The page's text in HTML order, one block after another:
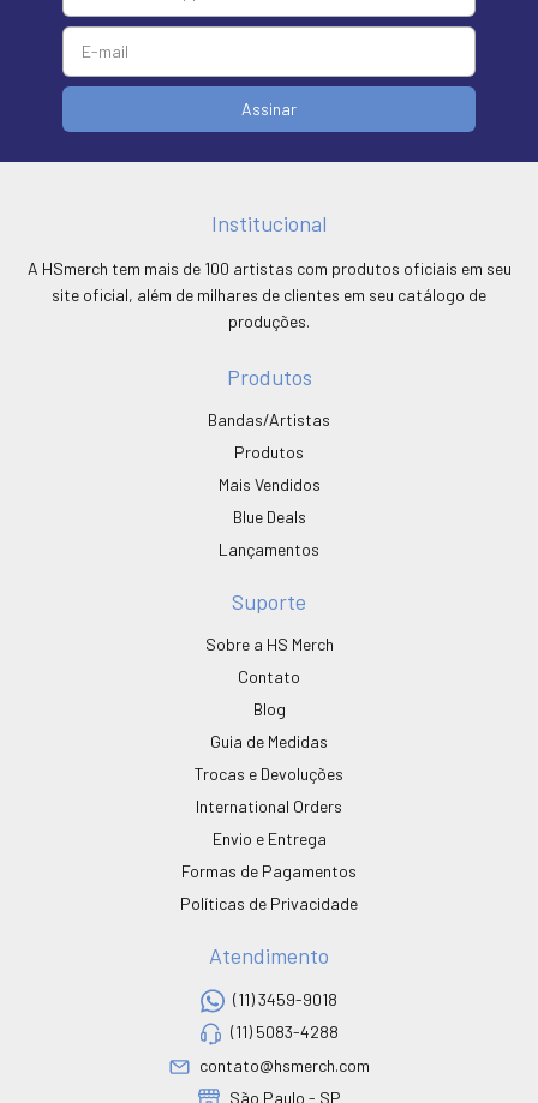
Institucional
A HSmerch tem mais de 100 artistas com produtos oficiais em seu
site oficial, além de milhares de clientes em seu catálogo de
produções.
Produtos
Bandas/Artistas
Produtos
Mais Vendidos
Blue Deals
Lançamentos
Suporte
Sobre a HS Merch
Contato
Blog
Guia de Medidas
Trocas e Devoluções
International Orders
Envio e Entrega
Formas de Pagamentos
Políticas de Privacidade
Atendimento
(11) 3459-9018
(11) 5083-4288
contato@hsmerch.com
São Paulo - SP